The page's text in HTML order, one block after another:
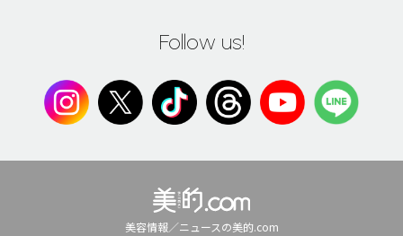
Follow us!
美容情報／ニュースの美的.com